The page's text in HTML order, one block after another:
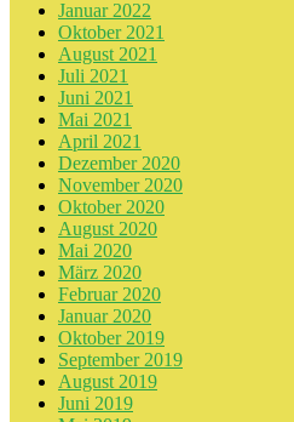
Januar 2022
Oktober 2021
August 2021
Juli 2021
Juni 2021
Mai 2021
April 2021
Dezember 2020
November 2020
Oktober 2020
August 2020
Mai 2020
März 2020
Februar 2020
Januar 2020
Oktober 2019
September 2019
August 2019
Juni 2019